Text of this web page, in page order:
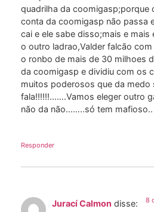
quadrilha da coomigasp;porque
conta da coomigasp não passa
cai e ele sabe disso;mais e mais
o outro ladrao,Valder falcão
o ronbo de mais de 30 milhoes
da coomigasp e dividiu com os
muitos poderosos que da medo
fala!!!!!!…….Vamos eleger outro
não da não……..só tem mafioso..
Responder
Jurací Calmon disse: 8